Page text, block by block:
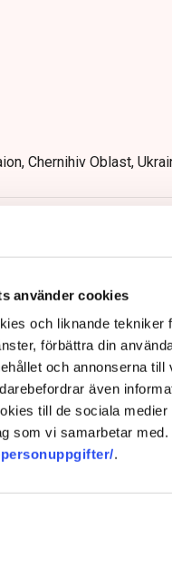
använder cookies
och liknande tekniker
förbättra din
och annonserna till
även
till de sociala medier
som vi samarbetar med.
.
Chernihiv Oblast,
till
näst största stad
till staden, skriver Di.